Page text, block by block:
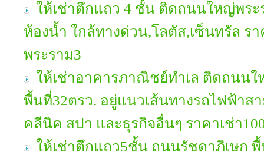
ให้เช่าตึกแถว 4 ชั้น ติดถนนใหญ่พร
ห้องน้ำ ใกล้ทางด่วน,โลตัส,เซ็นทรัล ร
พระราม3
ให้เช่าอาคารภาณิชย์ทำเล ติดถนน
พื้นที่32ตรว. อยู่แนวเส้นทางรถไฟฟ้าส
คลีนิค สปา และธุรกิจอื่นๆ ราคาเช่า
ให้เช่าตึกแถว5ชั้น ถนนรัชดาภิเษก พื้